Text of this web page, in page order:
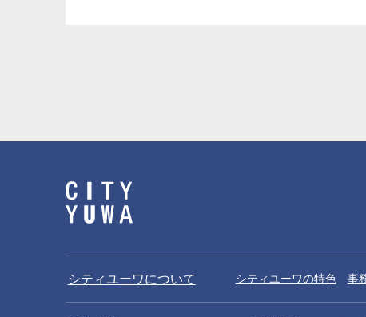
シティユーワについて シティユーワの特色 事